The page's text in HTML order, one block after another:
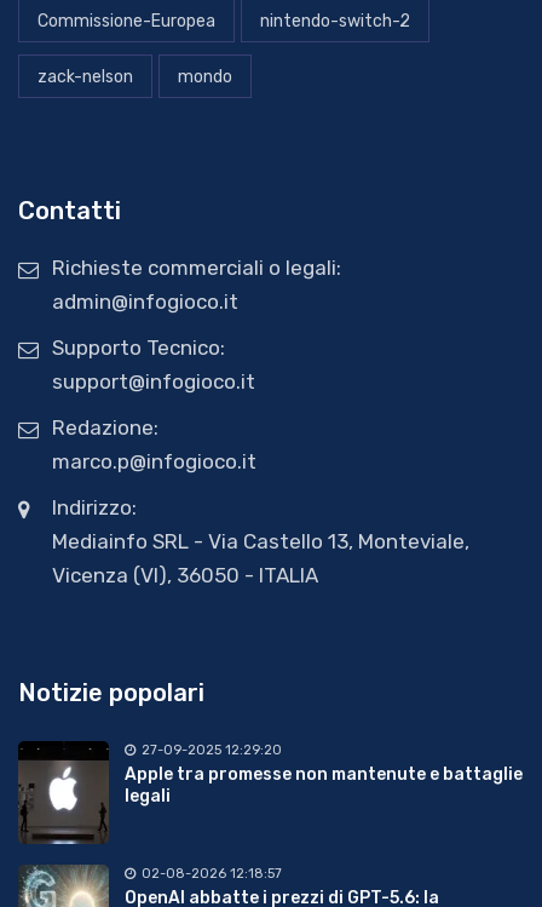
Commissione-Europea nintendo-switch-2
zack-nelson mondo
Contatti
Richieste commerciali o legali:
admin@infogioco.it
Supporto Tecnico:
support@infogioco.it
Redazione:
marco.p@infogioco.it
Indirizzo:
Mediainfo SRL - Via Castello 13, Monteviale,
Vicenza (VI), 36050 - ITALIA
Notizie popolari
27-09-2025 12:29:20
Apple tra promesse non mantenute e battaglie
legali
02-08-2026 12:18:57
OpenAI abbatte i prezzi di GPT-5.6: la